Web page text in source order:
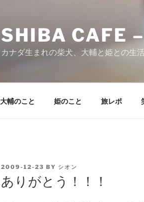
SHIBA CAFE
カナダ生まれの柴犬、大輔と姫との生
大輔のこと 姫のこと 旅レポ
POSTED
ON
2009-12-23 BY シオン
ありがとう！！！